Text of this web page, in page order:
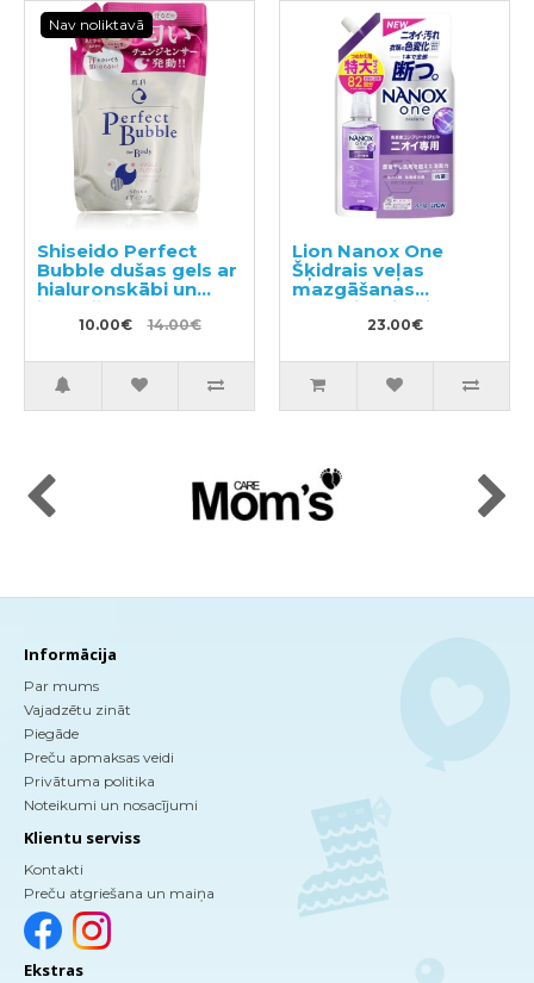
Nav noliktavā
Shiseido Perfect
Bubble dušas gels ar
hialuronskābi un
ilgstošu
dezodorējošu
350ml
10.00€ 14.00€
Lion Nanox One
Šķidrais veļas
mazgāšanas
līdzeklis, pildviela
23.00€
Informācija
Par mums
Vajadzētu zināt
Piegāde
Preču apmaksas veidi
Privātuma politika
Noteikumi un nosacījumi
Klientu serviss
Kontakti
Preču atgriešana un maiņa
Ekstras